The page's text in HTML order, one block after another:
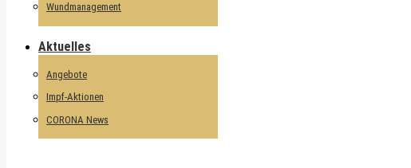
Wundmanagement
Aktuelles
Angebote
Impf-Aktionen
CORONA News